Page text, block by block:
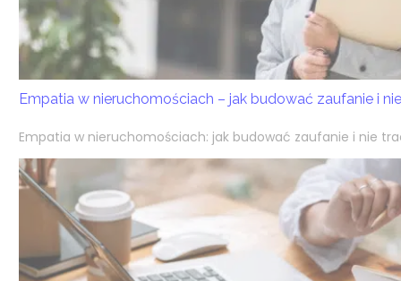
Empatia w nieruchomościach – jak budować zaufanie i
Empatia w nieruchomościach: jak budować zaufanie i nie